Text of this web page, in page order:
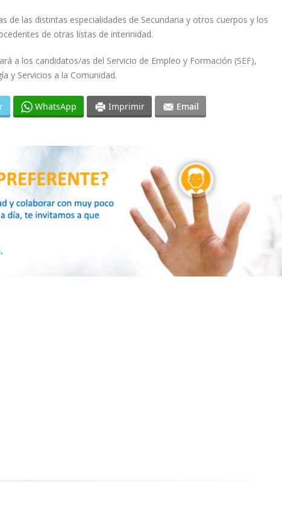
de las distintas especialidades de Secundaria y otros cuerpos y los
de otras listas de interinidad.
a los candidatos/as del Servicio de Empleo y Formación (SEF),
y Servicios a la Comunidad.
WhatsApp Imprimir Email